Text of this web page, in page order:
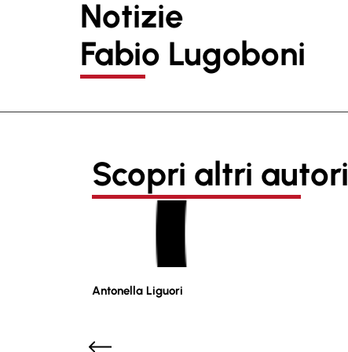
Notizie
Fabio Lugoboni
Scopri altri autori
Antonella Liguori